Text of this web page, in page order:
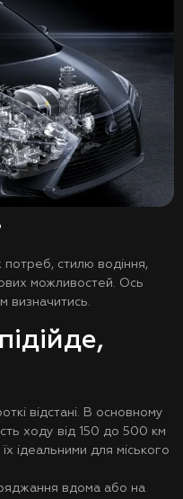
стилю водіння,
можливостей. Ось
визначитись.
відстані. В основному
ходу від 150 до 500 км
ідеальними для міського
вдома або на